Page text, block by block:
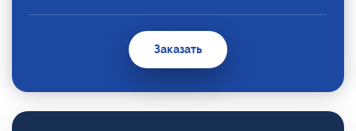
Заказать